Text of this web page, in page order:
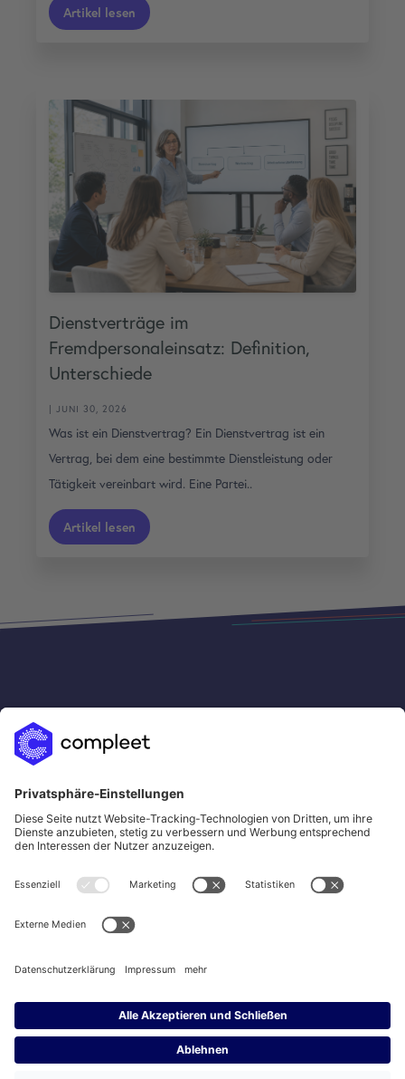
Artikel lesen
Dienstverträge im
Fremdpersonaleinsatz: Definition,
Unterschiede
| JUNI 30, 2026
Was ist ein Dienstvertrag? Ein Dienstvertrag ist ein
Vertrag, bei dem eine bestimmte Dienstleistung oder
Tätigkeit vereinbart wird. Eine Partei..
Artikel lesen
sales@compleet.com
Xing
YouTube